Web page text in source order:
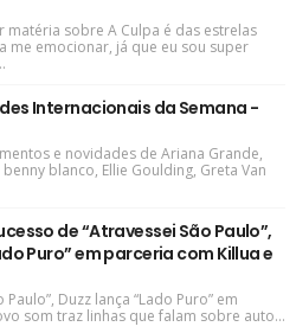
matéria sobre A Culpa é das estrelas
me emocionar, já que eu sou super
Internacionais da Semana -
e novidades de Ariana Grande,
blanco, Ellie Goulding, Greta Van
de “Atravessei São Paulo”,
Puro” em parceria com Killua e
Duzz lança “Lado Puro” em
som traz linhas que falam sobre auto...